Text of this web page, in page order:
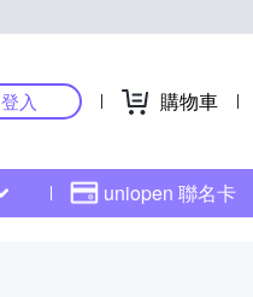
登入 購物車
uniopen 聯名卡